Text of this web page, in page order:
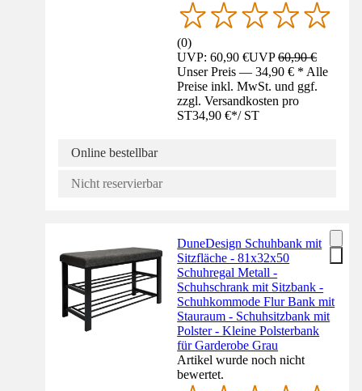
(0)
UVP: 60,90 €UVP60,90 €
Unser Preis — 34,90 € * Alle
Preise inkl. MwSt. und ggf.
zzgl. Versandkosten pro
ST34,90 €*/ ST
Online bestellbar
Nicht reservierbar
DuneDesign Schuhbank mit
Sitzfläche - 81x32x50
Schuhregal Metall -
Schuhschrank mit Sitzbank -
Schuhkommode Flur Bank mit
Stauraum - Schuhsitzbank mit
Polster - Kleine Polsterbank
für Garderobe Grau
Artikel wurde noch nicht
bewertet.